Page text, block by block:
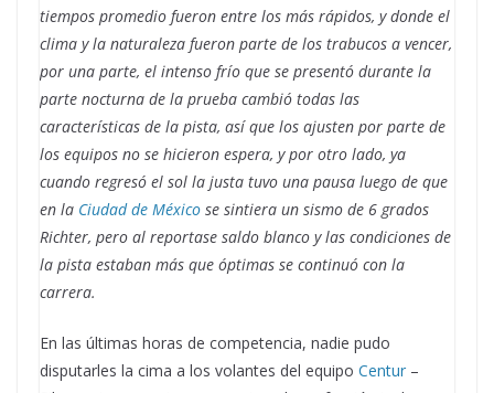
tiempos promedio fueron entre los más rápidos, y donde el
clima y la naturaleza fueron parte de los trabucos a vencer,
por una parte, el intenso frío que se presentó durante la
parte nocturna de la prueba cambió todas las
características de la pista, así que los ajusten por parte de
los equipos no se hicieron espera, y por otro lado, ya
cuando regresó el sol la justa tuvo una pausa luego de que
en la Ciudad de México se sintiera un sismo de 6 grados
Richter, pero al reportase saldo blanco y las condiciones de
la pista estaban más que óptimas se continuó con la
carrera.
En las últimas horas de competencia, nadie pudo
disputarles la cima a los volantes del equipo Centur –